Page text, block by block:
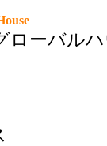
ローバル